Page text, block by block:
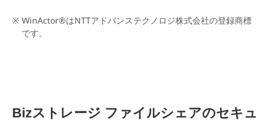
WinActor®はNTTアドバンステクノロジ株式会社の登録商標
です。
Bizストレージ ファイルシェアのセキュ